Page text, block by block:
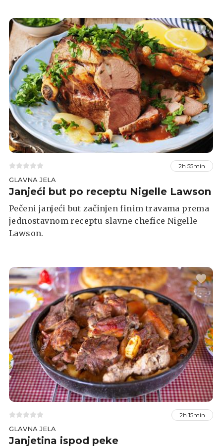
2h 55min
GLAVNA JELA
Janjeći but po receptu Nigelle Lawson
Pečeni janjeći but začinjen finim travama prema
jednostavnom receptu slavne chefice Nigelle
Lawson.
2h 15min
GLAVNA JELA
Janjetina ispod peke